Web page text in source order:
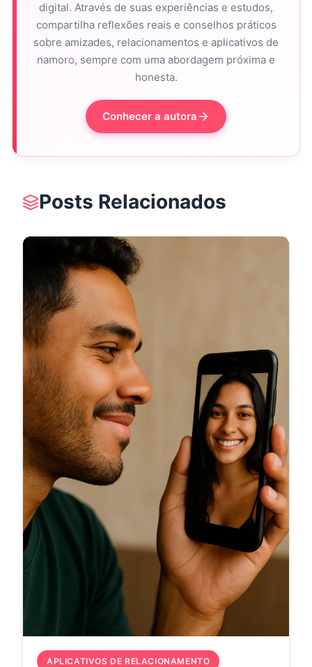
digital. Através de suas experiências e estudos,
compartilha reflexões reais e conselhos práticos
sobre amizades, relacionamentos e aplicativos de
namoro, sempre com uma abordagem próxima e
honesta.
Conhecer a autora
Posts Relacionados
APLICATIVOS DE RELACIONAMENTO